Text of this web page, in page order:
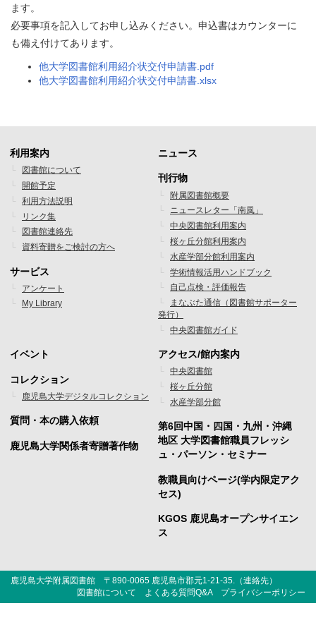
ます。
必要事項を記入してお申し込みください。申込書はカウンターに
も備え付けてあります。
他大学図書館利用紹介状交付申請書.pdf
他大学図書館利用紹介状交付申請書.xlsx
フ
ッ
タ
ー
メ
ニ
ュ
1
利用案内
図書館について
開館予定
利用方法説明
リンク集
図書館連絡先
資料寄贈をご検討の方へ
サービス
アンケート
My Library
フ
ッ
タ
ー
メ
ニ
ュ
ー
2
ニュース
刊行物
附属図書館概要
ニュースレター「南風」
中央図書館利用案内
桜ヶ丘分館利用案内
水産学部分館利用案内
学術情報活用ハンドブック
自己点検・評価報告
まなぶた通信（図書館サポーター
発行）
中央図書館ガイド
フ
ッ
タ
ー
イベント
コレクション
鹿児島大学デジタルコレクション
質問・本の購入依頼
鹿児島大学関係者寄贈著作物
フ
ッ
タ
ー
メ
ニ
ュ
ー
アクセス/館内案内
中央図書館
桜ヶ丘分館
水産学部分館
第6回中国・四国・九州・沖縄
地区 大学図書館職員フレッシ
ュ・パーソン・セミナー
教職員向けページ(学内限定アク
セス)
KGOS 鹿児島オープンサイエン
ス
鹿児島大学附属図書館 〒890-0065 鹿児島市郡元1-21-35.（連絡先）
図書館について
よくある質問Q&A プライバシーポリシー